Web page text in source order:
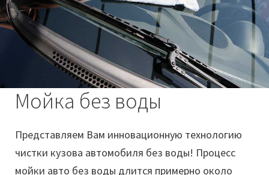
Мойка без воды
Представляем Вам инновационную технологию
чистки кузова автомобиля без воды! Процесс
мойки авто без воды длится примерно около